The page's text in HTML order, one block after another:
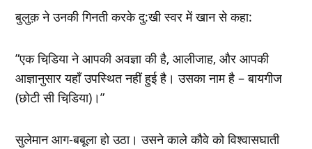
बुलुक़ ने उनकी गिनती करके दु:खी स्‍वर में खान से कहा:
”एक चिडि़या ने आपकी अवज्ञा की है, आलीजाह, और आपकी
आज्ञानुसार यहॉं उपस्थित नहीं हुई है। उसका नाम है – बायगीज
(छोटी सी चिडि़या)।”
सुलेमान आग-बबूला हो उठा। उसने काले कौवे को विश्‍वासघाती